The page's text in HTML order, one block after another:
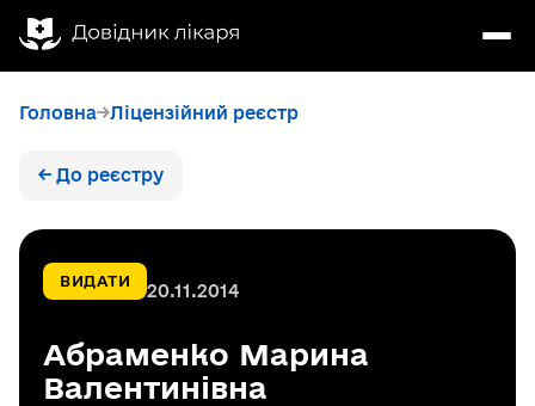
Головна Ліцензійний реєстр
← До реєстру
ВИДАТИ 20.11.2014
Абраменко Марина
Валентинівна